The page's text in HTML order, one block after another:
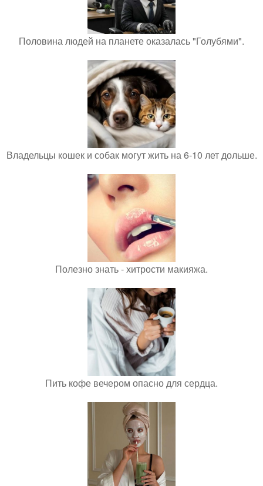
Половина людей на планете оказалась "Голубями".
Владельцы кошек и собак могут жить на 6-10 лет дольше.
Полезно знать - хитрости макияжа.
Пить кофе вечером опасно для сердца.